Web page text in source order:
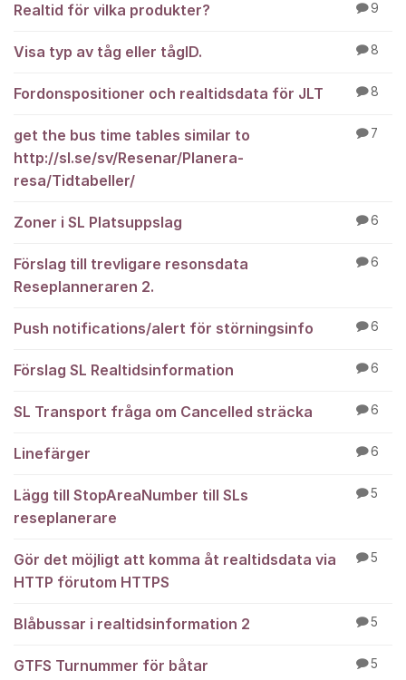
Realtid för vilka produkter? 9
Visa typ av tåg eller tågID. 8
Fordonspositioner och realtidsdata för JLT 8
get the bus time tables similar to
http://sl.se/sv/Resenar/Planera-
resa/Tidtabeller/
7
Zoner i SL Platsuppslag 6
Förslag till trevligare resonsdata
Reseplanneraren 2.
6
Push notifications/alert för störningsinfo 6
Förslag SL Realtidsinformation 6
SL Transport fråga om Cancelled sträcka 6
Linefärger 6
Lägg till StopAreaNumber till SLs
reseplanerare
5
Gör det möjligt att komma åt realtidsdata via
HTTP förutom HTTPS
5
Blåbussar i realtidsinformation 2 5
GTFS Turnummer för båtar 5